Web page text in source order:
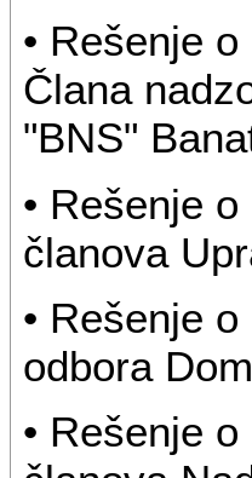
• Rešenje
Člana
"BNS"
• Rešenje
članova
• Rešenje
odbora
• Rešenje